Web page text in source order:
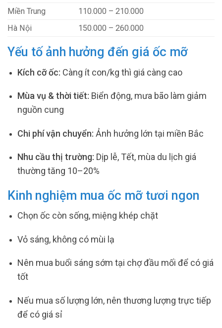
Miền Trung
110.000 – 210.000
Hà Nội
150.000 – 260.000
Yếu tố ảnh hưởng đến giá ốc mỡ
Kích cỡ ốc: Càng ít con/kg thì giá càng cao
Mùa vụ & thời tiết: Biển động, mưa bão làm giảm
nguồn cung
Chi phí vận chuyển: Ảnh hưởng lớn tại miền Bắc
Nhu cầu thị trường: Dịp lễ, Tết, mùa du lịch giá
thường tăng 10–20%
Kinh nghiệm mua ốc mỡ tươi ngon
Chọn ốc còn sống, miệng khép chặt
Vỏ sáng, không có mùi lạ
Nên mua buổi sáng sớm tại chợ đầu mối để có giá
tốt
Nếu mua số lượng lớn, nên thương lượng trực tiếp
để có giá sỉ